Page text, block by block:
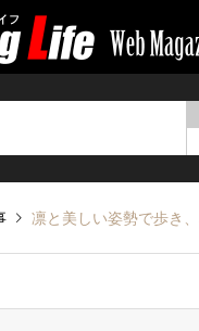
凛と美しい姿勢で歩き